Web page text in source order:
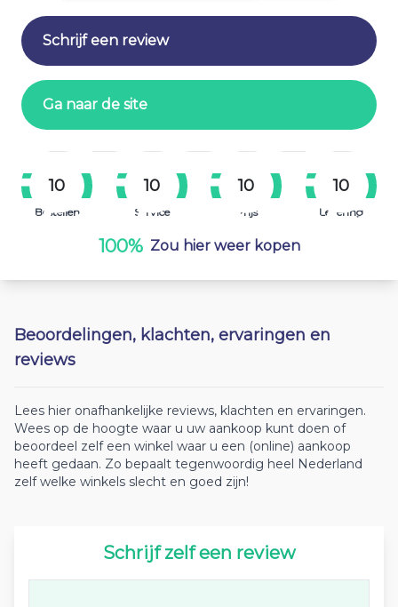
Schrijf een review
Ga naar de site
10
Bestellen
10
Service
10
Prijs
10
Levering
100% Zou hier weer kopen
Beoordelingen, klachten, ervaringen en
reviews
Lees hier onafhankelijke reviews, klachten en ervaringen.
Wees op de hoogte waar u uw aankoop kunt doen of
beoordeel zelf een winkel waar u een (online) aankoop
heeft gedaan. Zo bepaalt tegenwoordig heel Nederland
zelf welke winkels slecht en goed zijn!
Schrijf zelf een review